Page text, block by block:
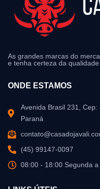
As grandes marcas do
e tenha certeza da qualidade
ONDE ESTAMOS
Avenida Brasil 231,
Paraná
(45) 99147-0097
08:00 - 18:00 Segunda a